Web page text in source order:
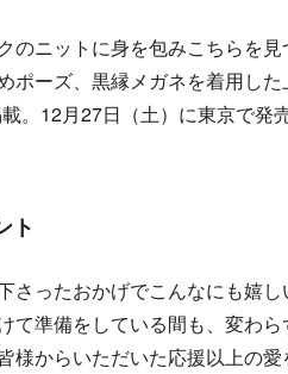
のニットに身を包みこちらを
ポーズ、黒縁メガネを着用し
。12月27日（土）に東京で発
ト
さったおかげでこんなにも嬉し
て準備をしている間も、変わ
様からいただいた応援以上の